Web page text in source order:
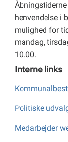
henvendelse i
mulighed for
mandag,
10.00.
Interne links
Politiske
Medarbejder